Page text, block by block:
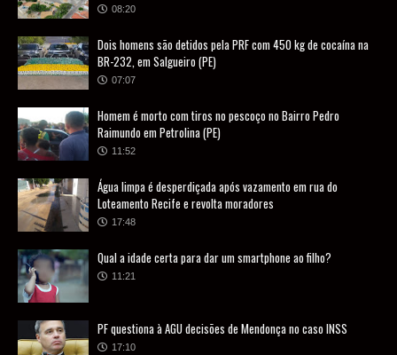
08:20
Dois homens são detidos pela PRF com 450 kg de cocaína na
BR-232, em Salgueiro (PE)
07:07
Homem é morto com tiros no pescoço no Bairro Pedro
Raimundo em Petrolina (PE)
11:52
Água limpa é desperdiçada após vazamento em rua do
Loteamento Recife e revolta moradores
17:48
Qual a idade certa para dar um smartphone ao filho?
11:21
PF questiona à AGU decisões de Mendonça no caso INSS
17:10